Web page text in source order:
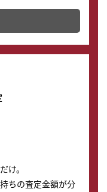
すことが可能で
け。
ちの査定金額が分